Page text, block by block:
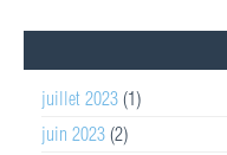
juillet 2023 (1)
juin 2023 (2)